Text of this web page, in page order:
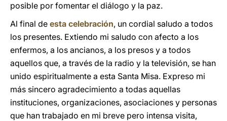
posible por fomentar el diálogo y la paz.
Al final de esta celebración, un cordial saludo a todos
los presentes. Extiendo mi saludo con afecto a los
enfermos, a los ancianos, a los presos y a todos
aquellos que, a través de la radio y la televisión, se han
unido espiritualmente a esta Santa Misa. Expreso mi
más sincero agradecimiento a todas aquellas
instituciones, organizaciones, asociaciones y personas
que han trabajado en mi breve pero intensa visita,